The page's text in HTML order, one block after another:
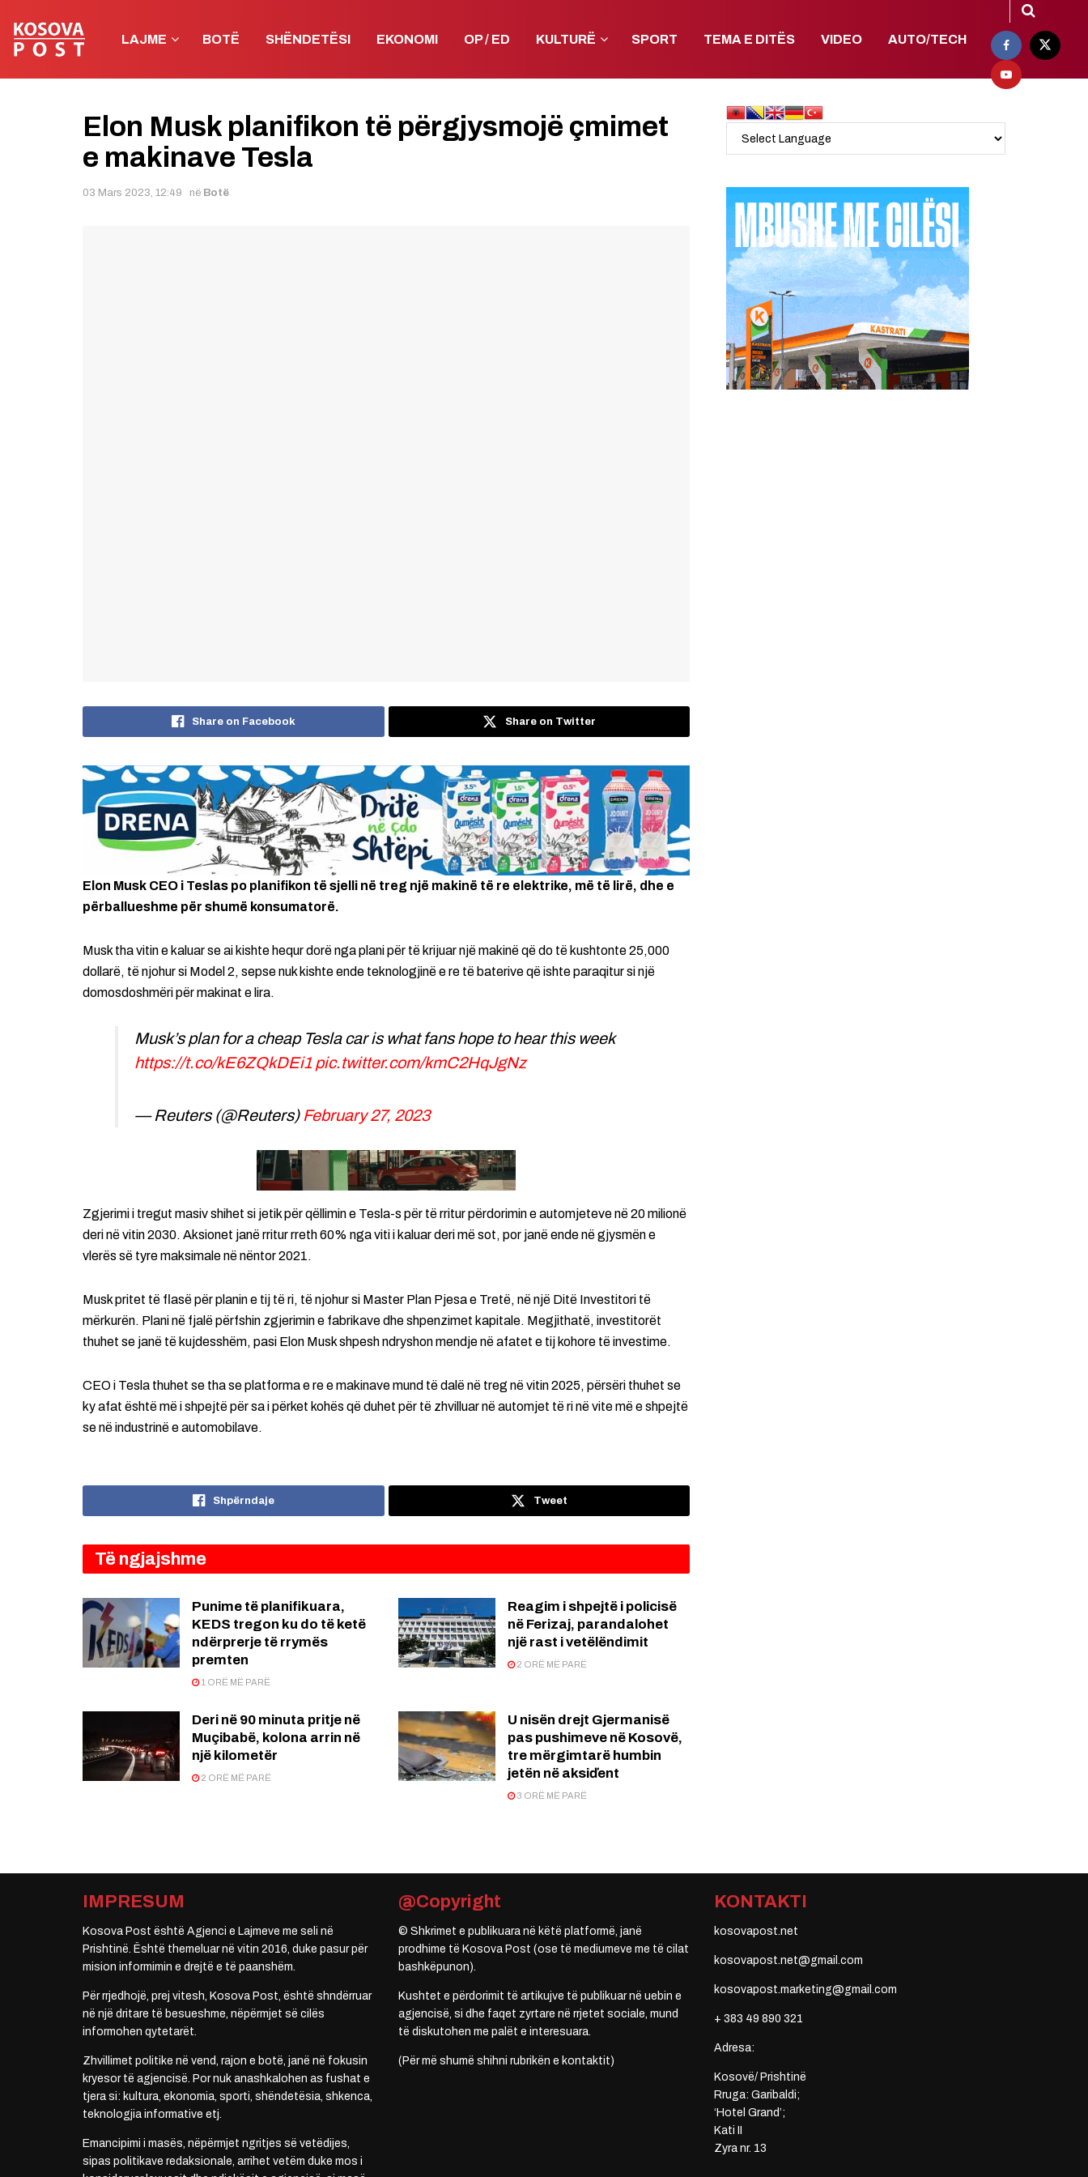
LAJME BOTË SHËNDETËSI EKONOMI OP / ED KULTURË SPORT TEMA E DITËS VIDEO AUTO/TECH
Elon Musk planifikon të përgjysmojë çmimet
e makinave Tesla
03 Mars 2023, 12:49 në Botë
Share on Facebook Share on Twitter
Elon Musk CEO i Teslas po planifikon të sjelli në treg një makinë të re elektrike, më të lirë, dhe e
përballueshme për shumë konsumatorë.
Musk tha vitin e kaluar se ai kishte hequr dorë nga plani për të krijuar një makinë që do të kushtonte 25,000
dollarë, të njohur si Model 2, sepse nuk kishte ende teknologjinë e re të baterive që ishte paraqitur si një
domosdoshmëri për makinat e lira.
Musk’s plan for a cheap Tesla car is what fans hope to hear this week
https://t.co/kE6ZQkDEi1 pic.twitter.com/kmC2HqJgNz
— Reuters (@Reuters) February 27, 2023
Zgjerimi i tregut masiv shihet si jetik për qëllimin e Tesla-s për të rritur përdorimin e automjeteve në 20 milionë
deri në vitin 2030. Aksionet janë rritur rreth 60% nga viti i kaluar deri më sot, por janë ende në gjysmën e
vlerës së tyre maksimale në nëntor 2021.
Musk pritet të flasë për planin e tij të ri, të njohur si Master Plan Pjesa e Tretë, në një Ditë Investitori të
mërkurën. Plani në fjalë përfshin zgjerimin e fabrikave dhe shpenzimet kapitale. Megjithatë, investitorët
thuhet se janë të kujdesshëm, pasi Elon Musk shpesh ndryshon mendje në afatet e tij kohore të investime.
CEO i Tesla thuhet se tha se platforma e re e makinave mund të dalë në treg në vitin 2025, përsëri thuhet se
ky afat është më i shpejtë për sa i përket kohës që duhet për të zhvilluar në automjet të ri në vite më e shpejtë
se në industrinë e automobilave.
Shpërndaje Tweet
Të ngjajshme
Punime të planifikuara,
KEDS tregon ku do të ketë
ndërprerje të rrymës
premten
1 ORË MË PARË
Reagim i shpejtë i policisë
në Ferizaj, parandalohet
një rast i vetëlëndimit
2 ORË MË PARË
Deri në 90 minuta pritje në
Muçibabë, kolona arrin në
një kilometër
2 ORË MË PARË
U nisën drejt Gjermanisë
pas pushimeve në Kosovë,
tre mërgimtarë humbin
jetën në aksiďent
3 ORË MË PARË
IMPRESUM
Kosova Post është Agjenci e Lajmeve me seli në
Prishtinë. Është themeluar në vitin 2016, duke pasur për
mision informimin e drejtë e të paanshëm.
Për rrjedhojë, prej vitesh, Kosova Post, është shndërruar
në një dritare të besueshme, nëpërmjet së cilës
informohen qytetarët.
Zhvillimet politike në vend, rajon e botë, janë në fokusin
kryesor të agjencisë. Por nuk anashkalohen as fushat e
tjera si: kultura, ekonomia, sporti, shëndetësia, shkenca,
teknologjia informative etj.
Emancipimi i masës, nëpërmjet ngritjes së vetëdijes,
sipas politikave redaksionale, arrihet vetëm duke mos i
@Copyright
© Shkrimet e publikuara në këtë platformë, janë
prodhime të Kosova Post (ose të mediumeve me të cilat
bashkëpunon).
Kushtet e përdorimit të artikujve të publikuar në uebin e
agjencisë, si dhe faqet zyrtare në rrjetet sociale, mund
të diskutohen me palët e interesuara.
(Për më shumë shihni rubrikën e kontaktit)
KONTAKTI
kosovapost.net
kosovapost.net@gmail.com
kosovapost.marketing@gmail.com
+ 383 49 890 321
Adresa:
Kosovë/ Prishtinë
Rruga: Garibaldi;
‘Hotel Grand’;
Kati II
Zyra nr. 13